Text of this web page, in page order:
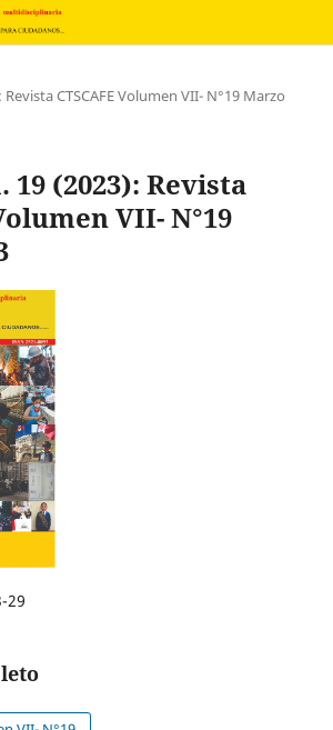
CTSCAFE Volumen VII- N°19 Marzo
19 (2023): Revista
VII- N°19
29